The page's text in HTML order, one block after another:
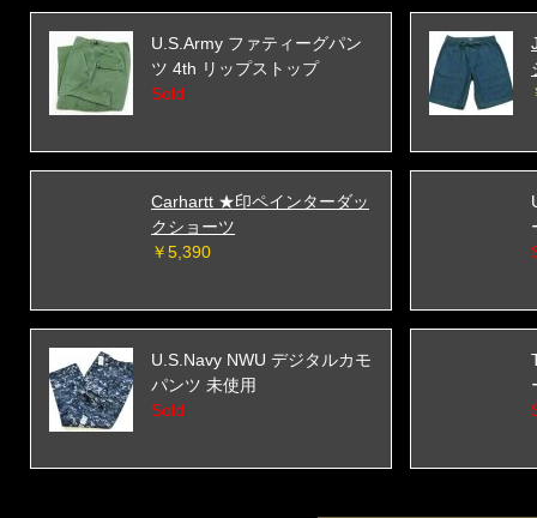
U.S.Army ファティーグパン
ツ 4th リップストップ
Sold
Carhartt ★印ペインターダッ
クショーツ
￥5,390
U.S.Navy NWU デジタルカモ
パンツ 未使用
Sold